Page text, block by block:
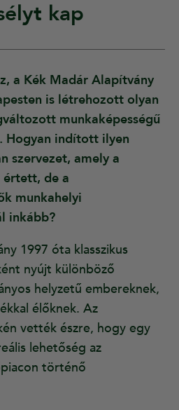
kap
a Kék Madár Alapítvány
is létrehozott olyan
munkaképességű
Hogyan indított ilyen
szervezet, amely a
értett, de a
munkahelyi
inkább?
1997 óta klasszikus
nyújt különböző
helyzetű embereknek,
élőknek. Az
vették észre, hogy egy
lehetőség az
történő